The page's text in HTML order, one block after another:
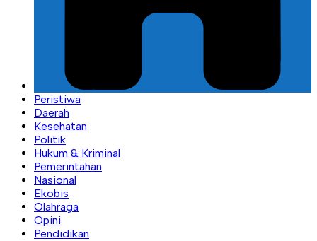
Peristiwa
Daerah
Kesehatan
Politik
Hukum & Kriminal
Pemerintahan
Nasional
Ekobis
Olahraga
Opini
Pendidikan